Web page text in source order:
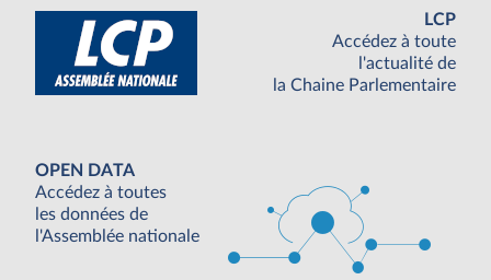
LCP
Accédez à toute
l'actualité de
la Chaine Parlementaire
OPEN DATA
Accédez à toutes
les données de
l'Assemblée nationale